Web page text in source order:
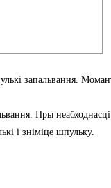
запальвання.
Пры
і зніміце шпульку.